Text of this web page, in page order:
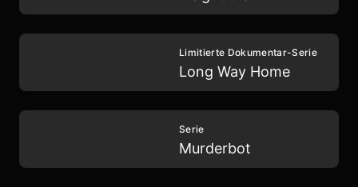
Limitierte Dokumentar-Serie
Long Way Home
Serie
Murderbot